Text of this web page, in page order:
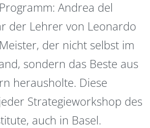
Andrea del
der Lehrer von Leonardo
der nicht selbst im
sondern das Beste aus
herausholte. Diese
Strategieworkshop des
auch in Basel.